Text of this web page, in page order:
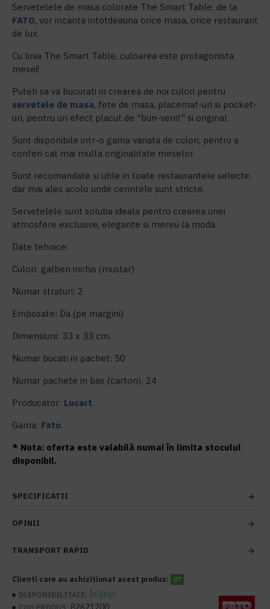
Servetelele de masa colorate The Smart Table, de la
FATO, vor incanta intotdeauna orice masa, orice restaurant
de lux.
Cu linia The Smart Table, culoarea este protagonista
mesei!
Puteti sa va bucurati in crearea de noi culori pentru
servetele de masa, fete de masa, placemat-uri si pocket-
uri, pentru un efect placut de "bun-venit" si original.
Sunt disponibile intr-o gama variata de culori, pentru a
conferi cat mai multa originalitate meselor.
Sunt recomandate si utile in toate restaurantele selecte,
dar mai ales acolo unde cerintele sunt stricte.
Servetelele sunt solutia ideala pentru crearea unei
atmosfere exclusive, elegante si mereu la moda.
Date tehnice:
Culori: galben inchis (mustar)
Numar straturi: 2
Embosate: Da (pe margini)
Dimensiuni: 33 x 33 cm.
Numar bucati in pachet: 50
Numar pachete in bax (carton): 24
Producator: Lucart.
Gama: Fato.
* Nota: oferta este valabilă numai în limita stocului
disponibil.
SPECIFICATII
OPINII
TRANSPORT RAPID
Clienti care au achizitionat acest produs: 37
DISPONIBILITATE: În Stoc
COD PRODUS: